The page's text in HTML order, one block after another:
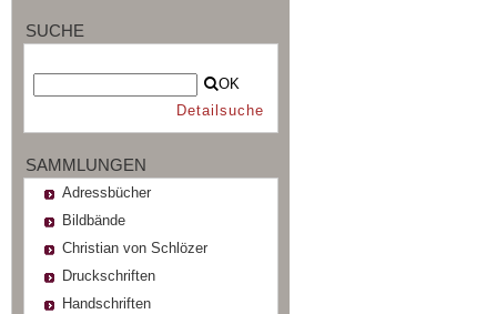
SUCHE
OK
Detailsuche
SAMMLUNGEN
Adressbücher
Bildbände
Christian von Schlözer
Druckschriften
Handschriften